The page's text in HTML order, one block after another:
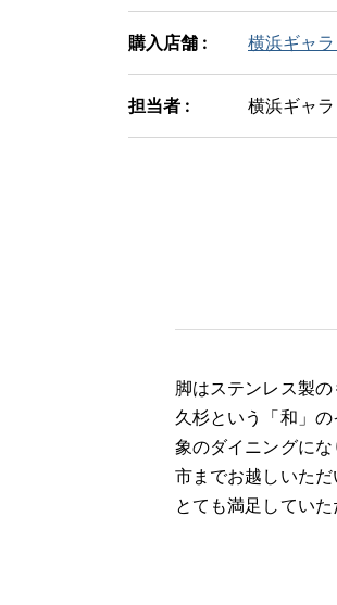
購入店舗 : 横浜ギャ
担当者 : 横浜ギャ
脚はステンレス製
久杉という「和」
象のダイニングに
市までお越しいた
とても満足していた